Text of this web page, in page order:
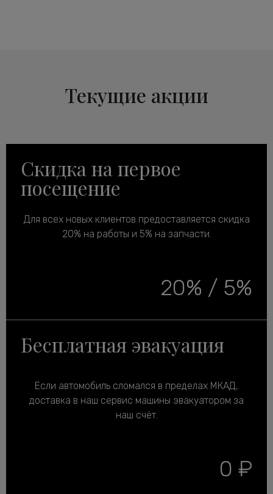
Текущие акции
Скидка на первое
посещение
Для всех новых клиентов предоставляется скидка
20% на работы и 5% на запчасти.
20% / 5%
Бесплатная эвакуация
Если автомобиль сломался в пределах МКАД,
доставка в наш сервис машины эвакуатором за
наш счёт.
0 ₽